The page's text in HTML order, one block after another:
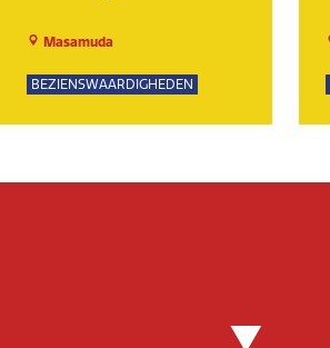
Masamuda
BEZIENSWAARDIGHEDEN